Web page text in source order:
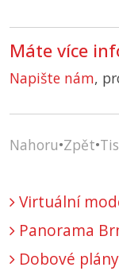
Máte více
Napište nám,
Nahoru•Zpět•
Virtuální
Panorama
Dobové plány